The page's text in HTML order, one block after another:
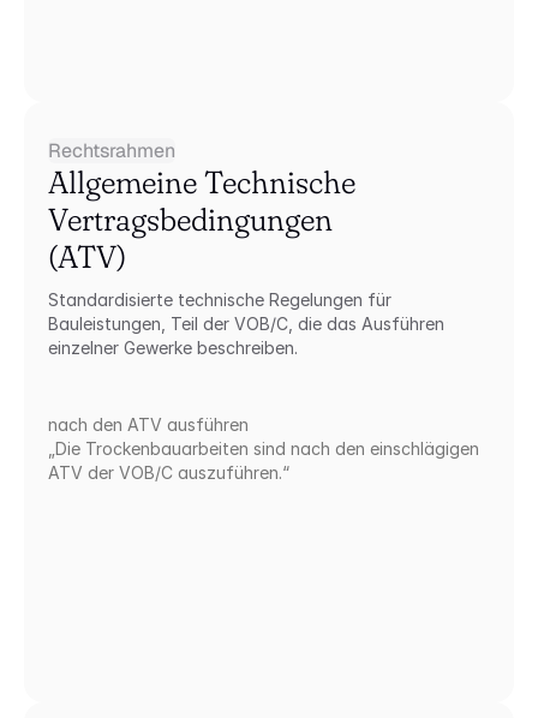
Rechtsrahmen
Allgemeine Technische
Vertragsbedingungen
(ATV)
Standardisierte technische Regelungen für
Bauleistungen, Teil der VOB/C, die das Ausführen
einzelner Gewerke beschreiben.
nach den ATV ausführen
„Die Trockenbauarbeiten sind nach den einschlägigen
ATV der VOB/C auszuführen.“